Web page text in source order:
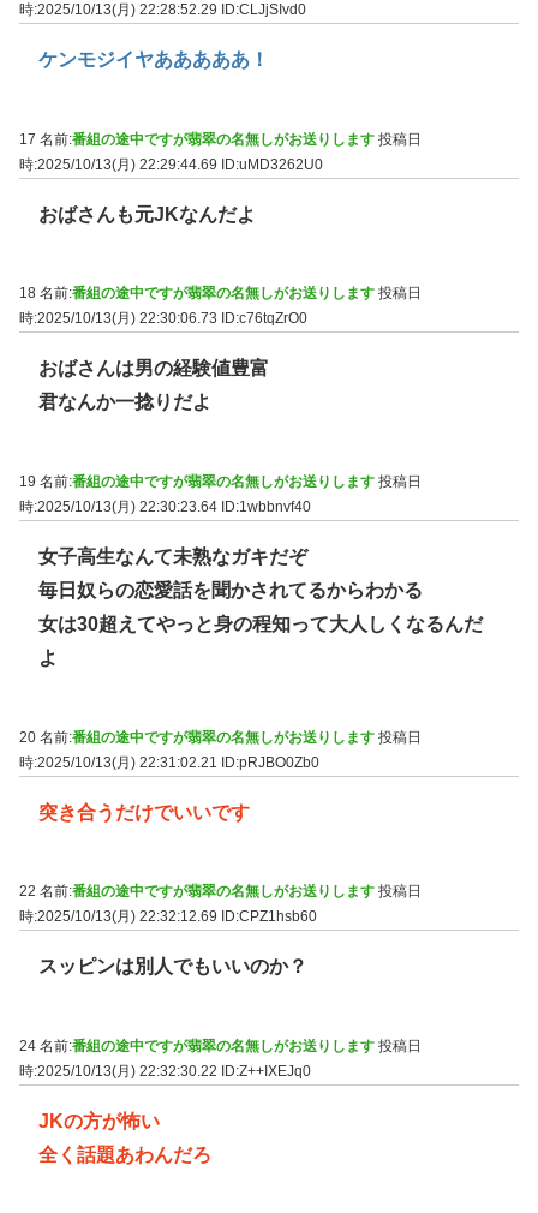
時:2025/10/13(月) 22:28:52.29
ID:CLJjSIvd0
ケンモジイヤあああああ！
17 名前:番組の途中ですが翡翠の名無しがお送りします 投稿日
時:2025/10/13(月) 22:29:44.69 ID:uMD3262U0
おばさんも元JKなんだよ
18 名前:番組の途中ですが翡翠の名無しがお送りします 投稿日
時:2025/10/13(月) 22:30:06.73
ID:c76tqZrO0
おばさんは男の経験値豊富
君なんか一捻りだよ
19 名前:番組の途中ですが翡翠の名無しがお送りします 投稿日
時:2025/10/13(月) 22:30:23.64 ID:1wbbnvf40
女子高生なんて未熟なガキだぞ
毎日奴らの恋愛話を聞かされてるからわかる
女は30超えてやっと身の程知って大人しくなるんだ
よ
20 名前:番組の途中ですが翡翠の名無しがお送りします 投稿日
時:2025/10/13(月) 22:31:02.21 ID:pRJBO0Zb0
突き合うだけでいいです
22 名前:番組の途中ですが翡翠の名無しがお送りします 投稿日
時:2025/10/13(月) 22:32:12.69
ID:CPZ1hsb60
スッピンは別人でもいいのか？
24 名前:番組の途中ですが翡翠の名無しがお送りします 投稿日
時:2025/10/13(月) 22:32:30.22 ID:Z++IXEJq0
JKの方が怖い
全く話題あわんだろ